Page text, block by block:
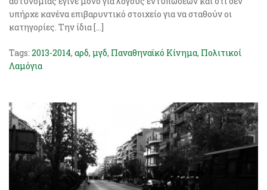
υπήρχε κανένα επιβαρυντικό στοιχείο για να σταθούν οι
κατηγορίες. Την ίδια […]
Tags: 2013-2014, αρδ, μγδ, Παναθηναϊκό Κίνημα, Πολιτικοί
Λαμόγια